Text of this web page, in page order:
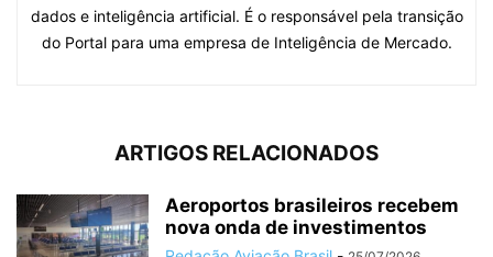
dados e inteligência artificial. É o responsável pela transição
do Portal para uma empresa de Inteligência de Mercado.
ARTIGOS RELACIONADOS
Aeroportos brasileiros recebem
nova onda de investimentos